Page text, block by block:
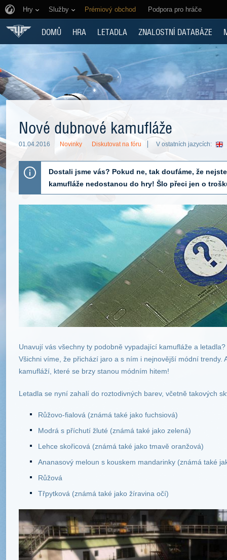
Hry Služby Prémiový obchod Podpora pro hráče
DOMŮ HRA LETADLA ZNALOSTNÍ DATABÁZE
Nové dubnové kamufláže
01.04.2016 Novinky Diskutovat na fóru V ostatních jazycích:
Dostali jsme vás? Pokud ne, tak doufáme, že
kamufláže nedostanou do hry! Šlo přeci jen o
Unavují vás všechny ty podobně vypadající kamufláže a
Všichni víme, že přichází jaro a s ním i nejnovější módní trendy.
kamufláží, které se brzy stanou módním hitem!
Letadla se nyní zahalí do roztodivných barev, včetně takových
Růžovo-fialová (známá také jako fuchsiová)
Modrá s příchutí žluté (známá také jako zelená)
Lehce skořicová (známá také jako tmavě oranžová)
Ananasový meloun s kouskem mandarinky (známá také
Růžová
Třpytková (známá také jako žíravina očí)